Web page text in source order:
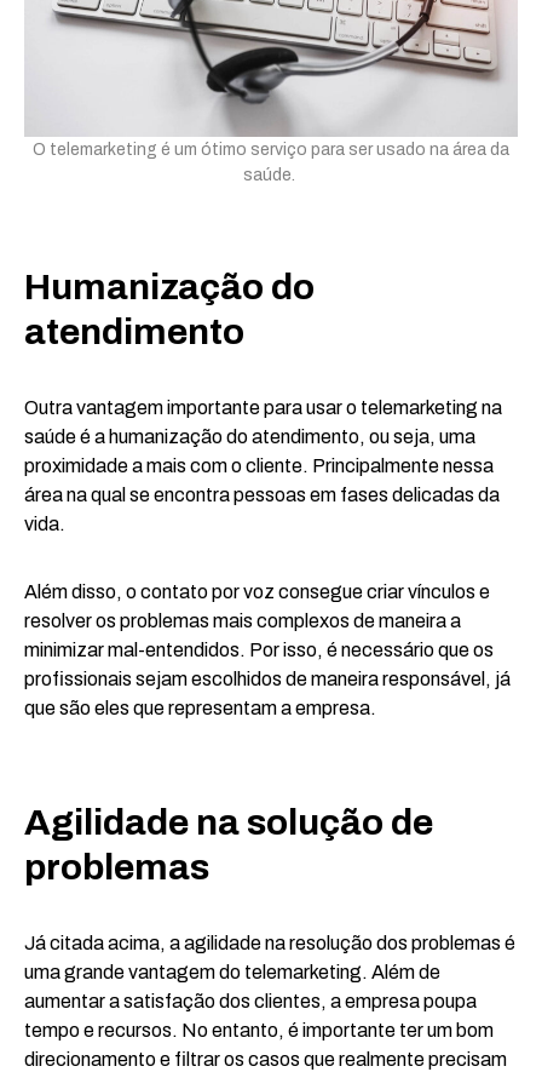
O telemarketing é um ótimo serviço para ser usado na área da
saúde.
Humanização do
atendimento
Outra vantagem importante para usar o telemarketing na
saúde é a humanização do atendimento, ou seja, uma
proximidade a mais com o cliente. Principalmente nessa
área na qual se encontra pessoas em fases delicadas da
vida.
Além disso, o contato por voz consegue criar vínculos e
resolver os problemas mais complexos de maneira a
minimizar mal-entendidos. Por isso, é necessário que os
profissionais sejam escolhidos de maneira responsável, já
que são eles que representam a empresa.
Agilidade na solução de
problemas
Já citada acima, a agilidade na resolução dos problemas é
uma grande vantagem do telemarketing. Além de
aumentar a satisfação dos clientes, a empresa poupa
tempo e recursos. No entanto, é importante ter um bom
direcionamento e filtrar os casos que realmente precisam